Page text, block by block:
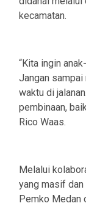
kecamatan.
“Kita ingin
Jangan
waktu di
pembinaan,
Rico Waas.
Melalui
yang masif
Pemko Medan